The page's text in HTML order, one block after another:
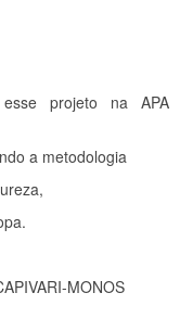
projeto na APA
a metodologia
MONOS